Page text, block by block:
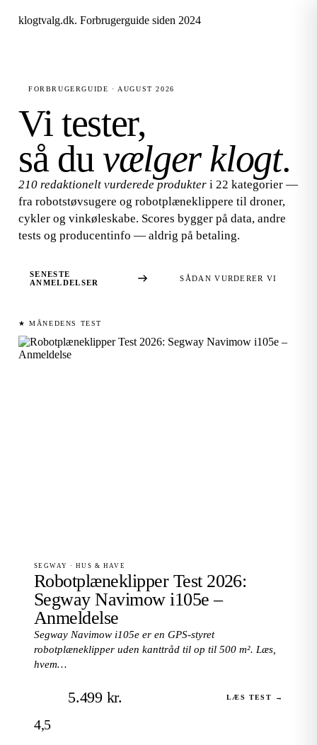
klogtvalg.dk. Forbrugerguide siden 2024
FORBRUGERGUIDE · AUGUST 2026
Vi tester,
så du vælger klogt.
210 redaktionelt vurderede produkter i 22 kategorier —
fra robotstøvsugere og robotplæneklippere til droner,
cykler og vinkøleskabe. Scores bygger på data, andre
tests og producentinfo — aldrig på betaling.
SENESTE
ANMELDELSER
SÅDAN VURDERER VI
★ MÅNEDENS TEST
SEGWAY · HUS & HAVE
Robotplæneklipper Test 2026:
Segway Navimow i105e –
Anmeldelse
Segway Navimow i105e er en GPS-styret
robotplæneklipper uden kanttråd til op til 500 m². Læs,
hvem…
4,5
5.499 kr. LÆS TEST →